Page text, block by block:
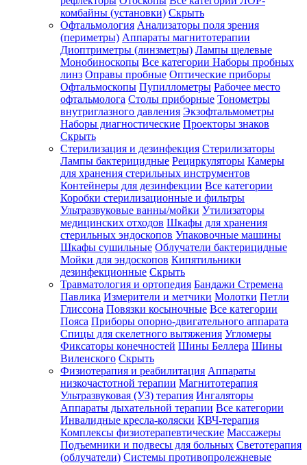
комбайны (установки) Скрыть
Офтальмология Анализаторы поля зрения
(периметры) Аппараты магнитотерапии
Диоптриметры (линзметры) Лампы щелевые
Монобиноскопы Все категории Наборы пробных
линз Оправы пробные Оптические приборы
Офтальмоскопы Пупиллометры Рабочее место
офтальмолога Столы приборные Тонометры
внутриглазного давления Экзофтальмометры
Наборы диагностические Проекторы знаков
Скрыть
Стерилизация и дезинфекция Стерилизаторы
Лампы бактерицидные Рециркуляторы Камеры
для хранения стерильных инструментов
Контейнеры для дезинфекции Все категории
Коробки стерилизационные и фильтры
Ультразвуковые ванны/мойки Утилизаторы
медицинских отходов Шкафы для хранения
стерильных эндоскопов Упаковочные машины
Шкафы сушильные Облучатели бактерицидные
Мойки для эндоскопов Кипятильники
дезинфекционные Скрыть
Травматология и ортопедия Бандажи Стремена
Павлика Измерители и метчики Молотки Петли
Глиссона Повязки косыночные Все категории
Пояса Приборы опорно-двигательного аппарата
Спицы для скелетного вытяжения Угломеры
Фиксаторы конечностей Шины Беллера Шины
Виленского Скрыть
Физиотерапия и реабилитация Аппараты
низкочастотной терапии Магнитотерапия
Ультразвуковая (УЗ) терапия Ингаляторы
Аппараты дыхательной терапии Все категории
Инвалидные кресла-коляски КВЧ-терапия
Комплексы физиотерапевтические Массажеры
Подъемники и подвесы для больных Светотерапия
(облучатели) Системы противопролежневые